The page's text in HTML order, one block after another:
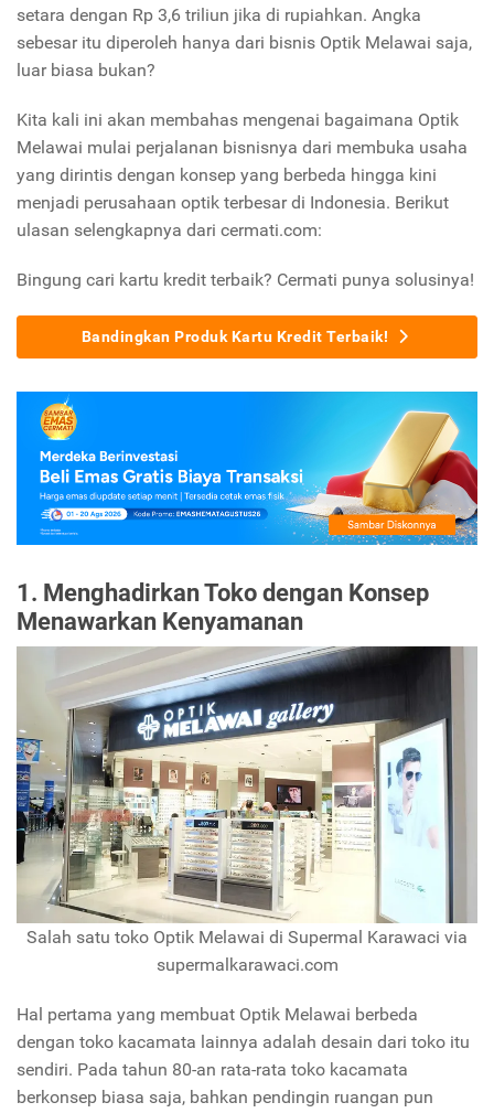
setara dengan Rp 3,6 triliun jika di rupiahkan. Angka
sebesar itu diperoleh hanya dari bisnis Optik Melawai saja,
luar biasa bukan?
Kita kali ini akan membahas mengenai bagaimana Optik
Melawai mulai perjalanan bisnisnya dari membuka usaha
yang dirintis dengan konsep yang berbeda hingga kini
menjadi perusahaan optik terbesar di Indonesia. Berikut
ulasan selengkapnya dari cermati.com:
Bingung cari kartu kredit terbaik? Cermati punya solusinya!
Bandingkan Produk Kartu Kredit Terbaik!
1. Menghadirkan Toko dengan Konsep
Menawarkan Kenyamanan
Salah satu toko Optik Melawai di Supermal Karawaci via
supermalkarawaci.com
Hal pertama yang membuat Optik Melawai berbeda
dengan toko kacamata lainnya adalah desain dari toko itu
sendiri. Pada tahun 80-an rata-rata toko kacamata
berkonsep biasa saja, bahkan pendingin ruangan pun